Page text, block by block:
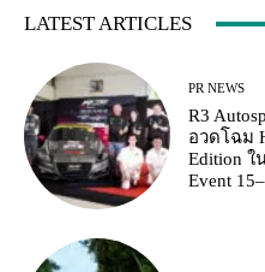
LATEST ARTICLES
PR NEWS
R3
อวดโฉม
Edition ใ
Event